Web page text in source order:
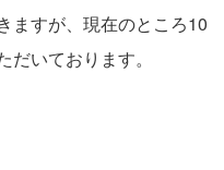
ますが、現在のところ10
いております。